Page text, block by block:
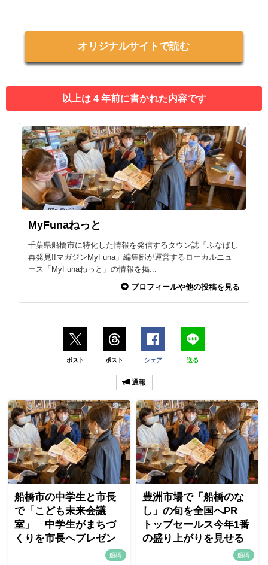
オリジナルサイトで読む
以上は 4 年前に書かれた内容です
MyFunaねっと
千葉県船橋市に特化した情報を発信するタウン誌「ふなばし
再発見!!マガジンMyFuna」編集部が運営するローカルニュ
ース「MyFunaねっと」の情報を掲...
プロフィールや他の投稿を見る
ポスト ポスト シェア 送る
通報
船橋市の中学生と市長
で「こども未来会議
室」 中学生がまちづ
くりを市長へプレゼン
船橋
豊洲市場で「船橋のな
し」の旬を全国へPR
トップセールス今年1番
の盛り上がりを見せる
船橋